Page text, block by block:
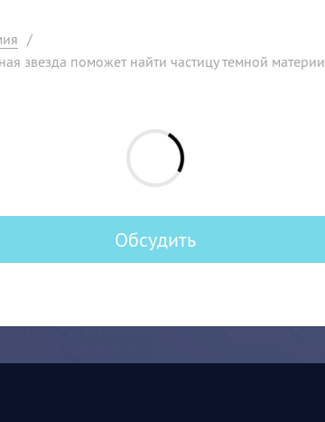
/
звезда поможет найти частицу темной материи
Обсудить